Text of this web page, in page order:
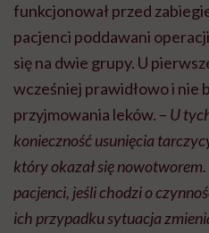
funkcjonował przed
pacjenci poddawani
się na dwie grupy. U
wcześniej prawidłowo i nie
przyjmowania leków. – U
konieczność usunięcia
który okazał się
pacjenci, jeśli chodzi o
ich przypadku sytuacja